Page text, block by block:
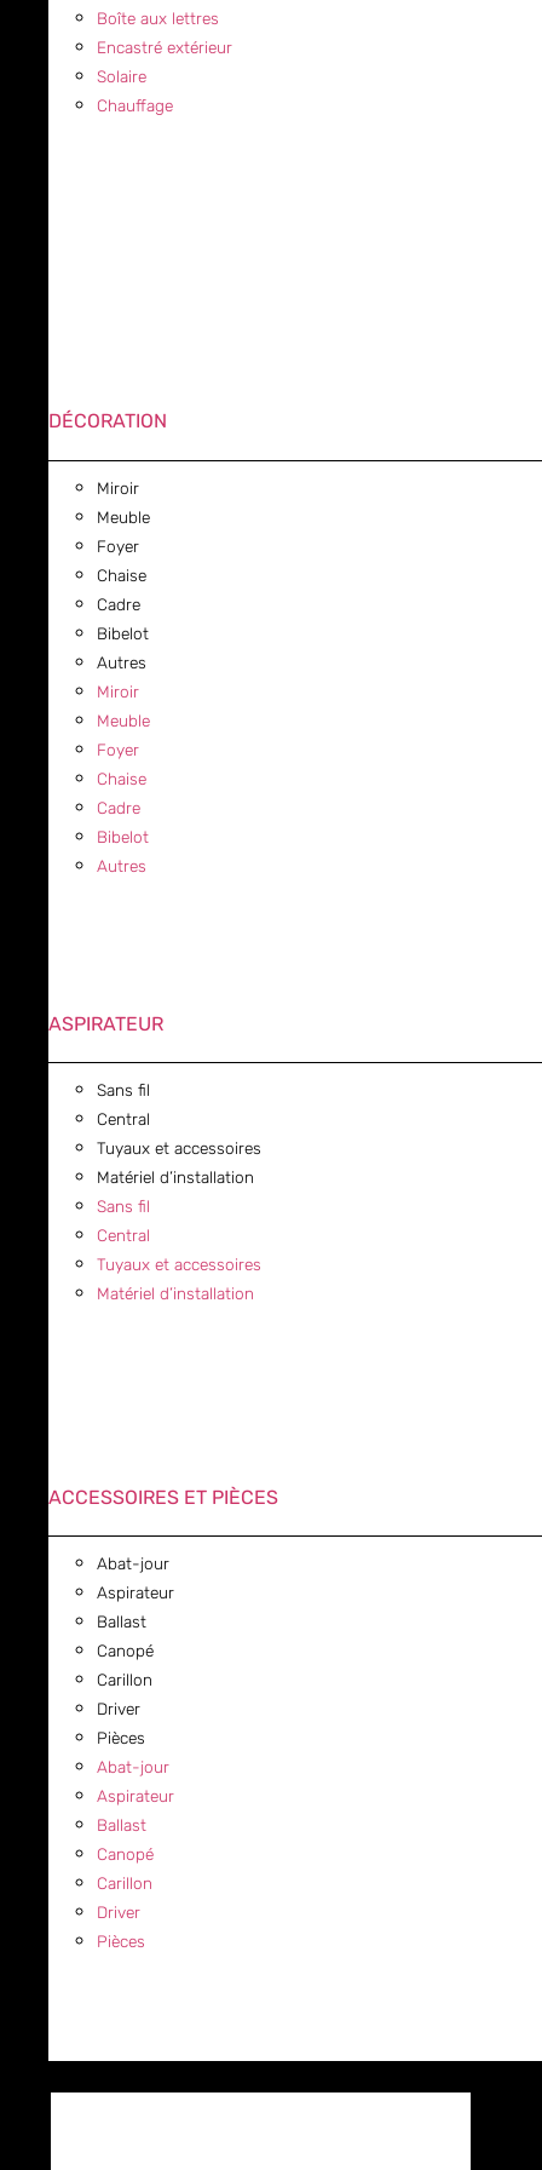
Boîte aux lettres
Encastré extérieur
Solaire
Chauffage
DÉCORATION
Miroir
Meuble
Foyer
Chaise
Cadre
Bibelot
Autres
Miroir
Meuble
Foyer
Chaise
Cadre
Bibelot
Autres
ASPIRATEUR
Sans fil
Central
Tuyaux et accessoires
Matériel d’installation
Sans fil
Central
Tuyaux et accessoires
Matériel d’installation
ACCESSOIRES ET PIÈCES
Abat-jour
Aspirateur
Ballast
Canopé
Carillon
Driver
Pièces
Abat-jour
Aspirateur
Ballast
Canopé
Carillon
Driver
Pièces